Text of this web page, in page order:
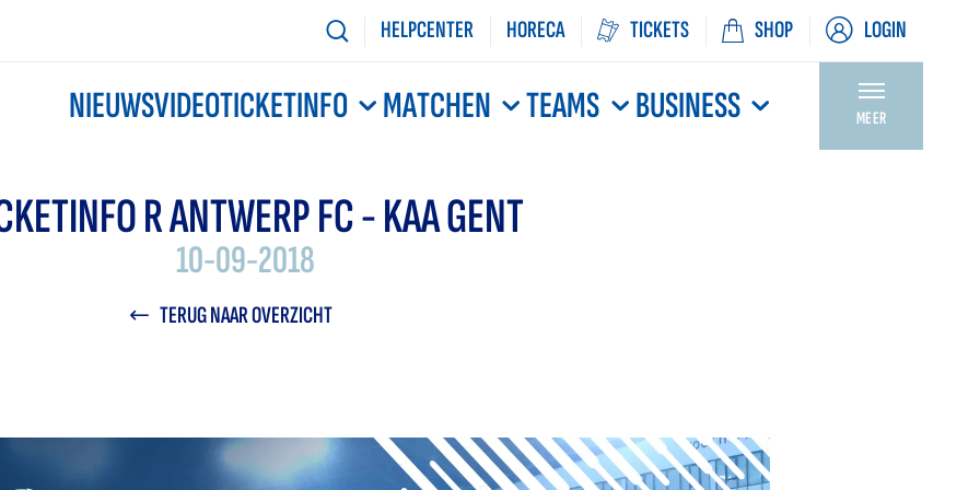
HELPCENTER HORECA TICKETS SHOP LOGIN
NIEUWSVIDEOTICKETINFO MATCHEN TEAMS BUSINESS MEER
R ANTWERP FC - KAA GENT
10-09-2018
TERUG NAAR OVERZICHT